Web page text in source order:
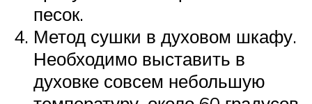
песок.
Метод сушки в духовом шкафу.
Необходимо выставить в
духовке совсем небольшую